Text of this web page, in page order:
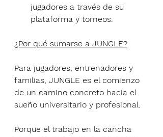
jugadores a través de su
plataforma y torneos.
¿Por qué sumarse a JUNGLE?
Para jugadores, entrenadores y
familias, JUNGLE es el comienzo
de un camino concreto hacia el
sueño universitario y profesional.
Porque el trabajo en la cancha